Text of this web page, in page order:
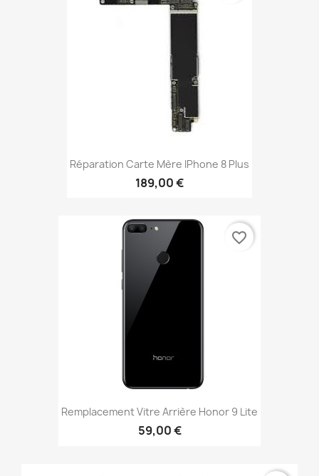
Réparation Carte Mère IPhone 8 Plus
189,00 €
Remplacement Vitre Arrière Honor 9 Lite
59,00 €
favorite_border